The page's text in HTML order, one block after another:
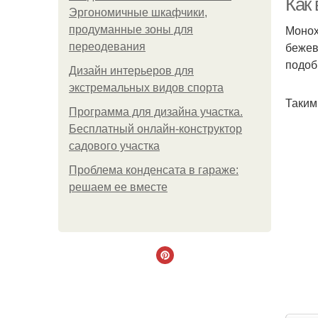
Эргономичные шкафчики,
продуманные зоны для
переодевания
Дизайн интерьеров для
экстремальных видов спорта
Программа для дизайна участка.
Бесплатный онлайн-конструктор
садового участка
Проблема конденсата в гараже:
решаем ее вместе